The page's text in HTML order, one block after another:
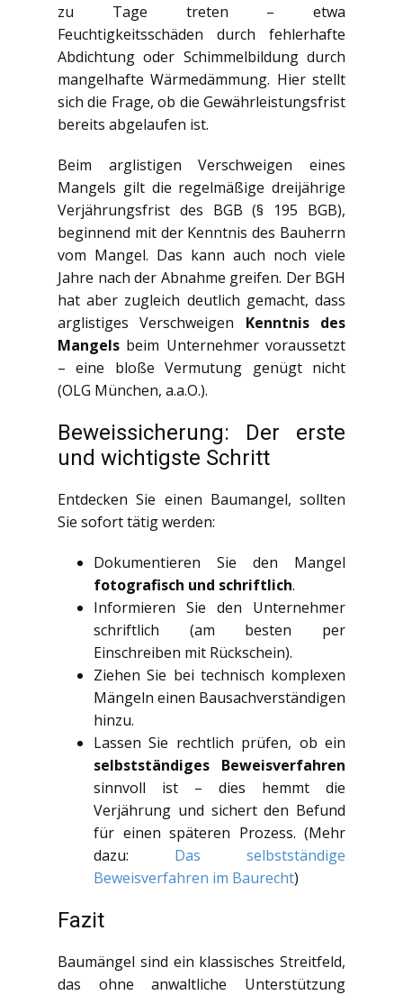
zu Tage treten – etwa
Feuchtigkeitsschäden durch fehlerhafte
Abdichtung oder Schimmelbildung durch
mangelhafte Wärmedämmung. Hier stellt
sich die Frage, ob die Gewährleistungsfrist
bereits abgelaufen ist.
Beim arglistigen Verschweigen eines
Mangels gilt die regelmäßige dreijährige
Verjährungsfrist des BGB (§ 195 BGB),
beginnend mit der Kenntnis des Bauherrn
vom Mangel. Das kann auch noch viele
Jahre nach der Abnahme greifen. Der BGH
hat aber zugleich deutlich gemacht, dass
arglistiges Verschweigen Kenntnis des
Mangels beim Unternehmer voraussetzt
– eine bloße Vermutung genügt nicht
(OLG München, a.a.O.).
Beweissicherung: Der erste
und wichtigste Schritt
Entdecken Sie einen Baumangel, sollten
Sie sofort tätig werden:
Dokumentieren Sie den Mangel
fotografisch und schriftlich.
Informieren Sie den Unternehmer
schriftlich (am besten per
Einschreiben mit Rückschein).
Ziehen Sie bei technisch komplexen
Mängeln einen Bausachverständigen
hinzu.
Lassen Sie rechtlich prüfen, ob ein
selbstständiges Beweisverfahren
sinnvoll ist – dies hemmt die
Verjährung und sichert den Befund
für einen späteren Prozess. (Mehr
dazu: Das selbstständige
Beweisverfahren im Baurecht)
Fazit
Baumängel sind ein klassisches Streitfeld,
das ohne anwaltliche Unterstützung